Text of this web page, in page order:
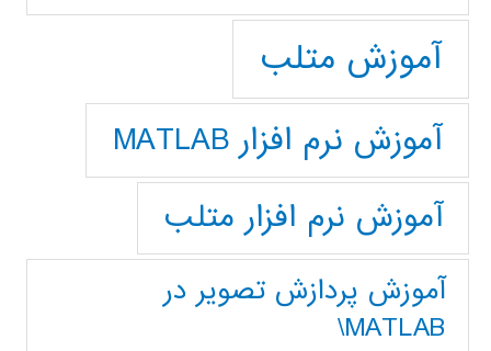
آموزش متلب
آموزش نرم افزار MATLAB
آموزش نرم افزار متلب
آموزش پردازش تصوير در
MATLAB\